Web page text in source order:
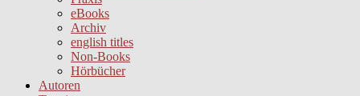
eBooks
Archiv
english titles
Non-Books
Hörbücher
Autoren